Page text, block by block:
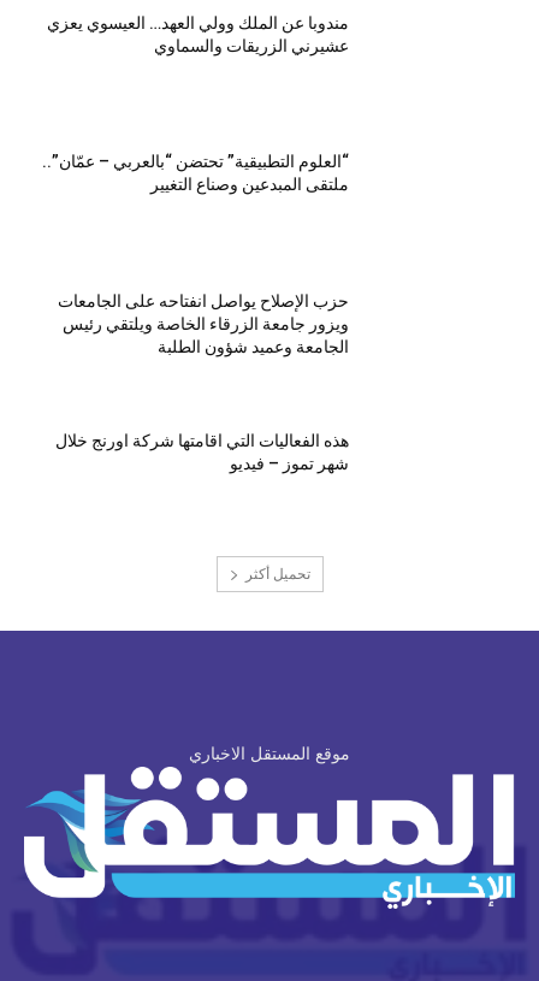
مندوبا عن الملك وولي العهد… العيسوي يعزي
عشيرني الزريقات والسماوي
“العلوم التطبيقية” تحتضن “بالعربي – عمّان”..
ملتقى المبدعين وصناع التغيير
حزب الإصلاح يواصل انفتاحه على الجامعات
ويزور جامعة الزرقاء الخاصة ويلتقي رئيس
الجامعة وعميد شؤون الطلبة
هذه الفعاليات التي اقامتها شركة اورنج خلال
شهر تموز – فيديو
تحميل أكثر
موقع المستقل الاخباري